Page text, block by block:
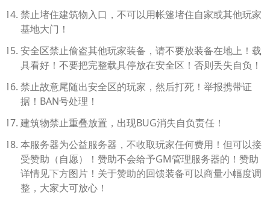
禁止堵住建筑物入口，不可以用帐篷堵住自家或其他玩家
基地大门！
安全区禁止偷盗其他玩家装备，请不要放装备在地上！载
具看好！不要把完整载具停放在安全区！否则丢失自负！
禁止故意尾随出安全区的玩家，然后打死！举报携带证
据！BAN号处理！
建筑物禁止重叠放置，出现BUG消失自负责任！
本服务器为公益服务器，不收取玩家任何费用！但可以接
受赞助（自愿）！赞助不会给予GM管理服务器的！赞助
详情见下方图片！关于赞助的回馈装备可以商量小幅度调
整，大家大可放心！